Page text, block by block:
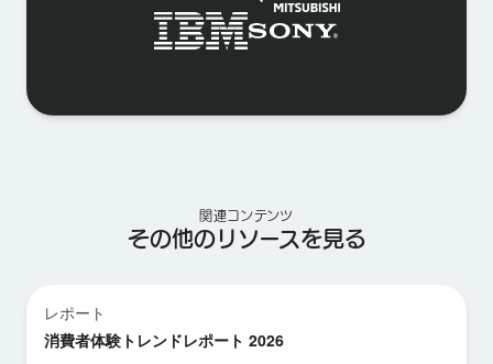
関連コンテンツ
その他のリソースを見る
レポート
消費者体験トレンドレポート 2026